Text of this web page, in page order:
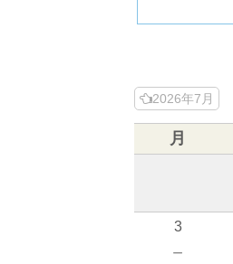
2026年7月
月
3
－